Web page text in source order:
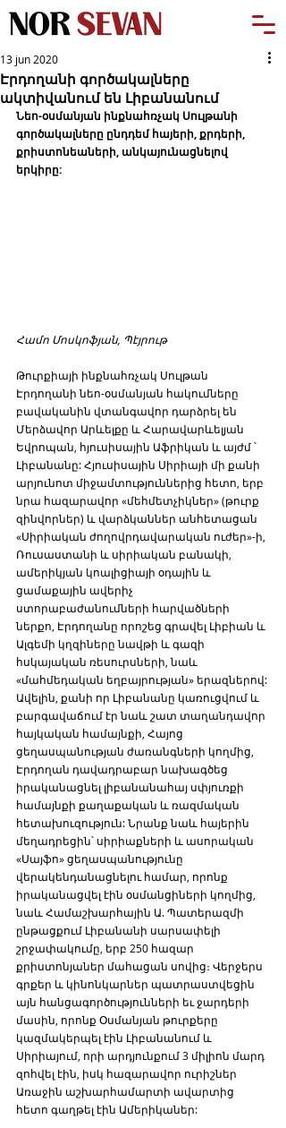
Էրդողանի գործակալները
ակտիվանում են Լիբանանում
13 jun 2020
Նեո-օսմանյան ինքնահռչակ Սուլթանի
գործակալները ընդդեմ հայերի, քրդերի,
քրիստոնեաների, անկայունացնելով
երկիրը:
Համո Մոսկոֆյան, Պէյրութ
Թուրքիայի ինքնահռչակ Սուլթան
Էրդողանի նեո-օսմանյան հակումները
բավականին վտանգավոր դարձրել են
Մերձավոր Արևելքը և Հարավարևելյան
Եվրոպան, հյուսիսային Աֆրիկան և այժմ ՝
Լիբանանը: Հյուսիսային Սիրիայի մի քանի
արյունոտ միջամտություններից հետո, երբ
նրա հազարավոր «մեհմետչիկներ» (թուրք
զինվորներ) և վարձկաններ անհետացան
«Սիրիական ժողովրդավարական ուժեր»-ի,
Ռուսաստանի և սիրիական բանակի,
ամերիկյան կոալիցիայի օդային և
ցամաքային ավերիչ
ստորաբաժանումների հարվածների
ներքո, Էրդողանը որոշեց գրավել Լիբիան և
Ալգեմի կղզիները նավթի և գազի
հսկայական ռեսուրսների, նաև
«մահմեդական եղբայրության» երազներով:
Ավելին, քանի որ Լիբանանը կառուցվում և
բարգավաճում էր նաև շատ տաղանդավոր
հայկական համայնքի, Հայոց
ցեղասպանության ժառանգների կողմից,
Էրդողան դավադրաբար նախագծեց
իրականացնել լիբանանահայ սփյուռքի
համայնքի քաղաքական և ռազմական
հետախուզություն: Նրանք նաև հայերին
մեղադրեցին՝ սիրիաքների և ասորական
«Սայֆո» ցեղասպանությունը
վերակենդանացնելու համար, որոնք
իրականացվել էին օսմանցիների կողմից,
նաև Համաշխարհային Ա. Պատերազմի
ընթացքում Լիբանանի սարսափելի
շրջափակումը, երբ 250 հազար
քրիստոնյաներ մահացան սովից։ Վերջերս
գրքեր և կինոնկարներ պատրաստվեցին
այն հանցագործությունների եւ ջարդերի
մասին, որոնք Օսմանյան թուրքերը
կազմակերպել էին Լիբանանում և
Սիրիայում, որի արդյունքում 3 միլիոն մարդ
զոհվել էին, իսկ հազարավոր ուրիշներ
Առաջին աշխարհամարտի ավարտից
հետո գաղթել էին Ամերիկաներ: